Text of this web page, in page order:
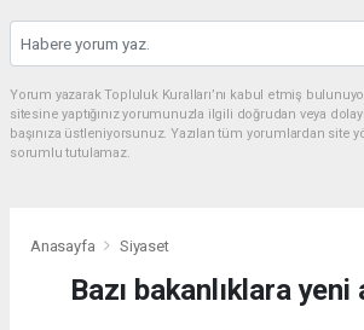
Yorum yazarak Topluluk Kuralları’nı kabul etmiş
sitesine yaptığınız yorumunuzla ilgili doğrudan veya
başınıza üstleniyorsunuz. Yazılan tüm yorumlardan site
sorumlu tutulamaz.
Anasayfa Siyaset
Bazı bakanlıklara